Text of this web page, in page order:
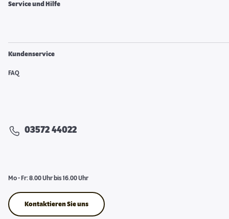
Service und Hilfe
Kundenservice
FAQ
03572 44022
Mo - Fr: 8.00 Uhr bis 16.00 Uhr
Kontaktieren Sie uns